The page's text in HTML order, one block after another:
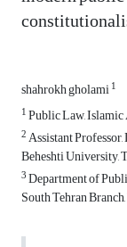
shahrokh gholami1
1Public Law, Islamic
2Assistant
Beheshti University,
3Department of
South Tehran